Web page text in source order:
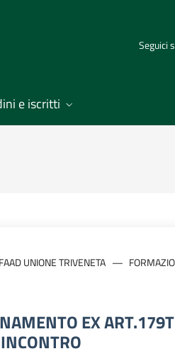
Seguici
e iscritti
UNIONE TRIVENETA
EX